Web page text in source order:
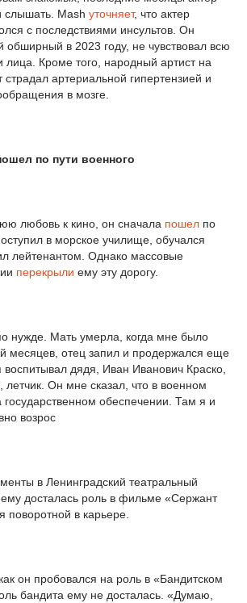
слышать. Mash уточняет, что актер
с последствиями инсультов. Он
обширный в 2023 году, не чувствовал всю
лица. Кроме того, народный артист на
артериальной гипертензией и
в мозге.
по пути военного
любовь к кино, он сначала пошел по
в морское училище, обучался
лейтенантом. Однако массовые
перекрыли ему эту дорогу.
нужде. Мать умерла, когда мне было
месяцев, отец запил и продержался еще
дядя, Иван Иванович Краско,
Он мне сказал, что в военном
обеспечении. Там я и
возрос
в Ленинградский театральный
ему досталась роль в фильме «Сержант
поворотной в карьере.
он пробовался на роль в «Бандитском
бандита ему не досталась. «Думаю,